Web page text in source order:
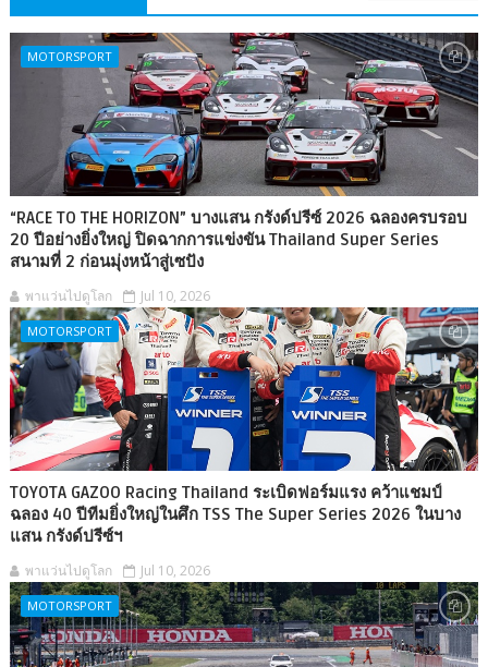
MOTORSPORT
“RACE TO THE HORIZON” บางแสน กรังด์ปรีซ์ 2026 ฉลองครบรอบ
20 ปีอย่างยิ่งใหญ่ ปิดฉากการแข่งขัน Thailand Super Series
สนามที่ 2 ก่อนมุ่งหน้าสู่เซปัง
พาแว่นไปดูโลก Jul 10, 2026
MOTORSPORT
TOYOTA GAZOO Racing Thailand ระเบิดฟอร์มแรง คว้าแชมป์
ฉลอง 40 ปีทีมยิ่งใหญ่ในศึก TSS The Super Series 2026 ในบาง
แสน กรังด์ปรีซ์ฯ
พาแว่นไปดูโลก Jul 10, 2026
MOTORSPORT